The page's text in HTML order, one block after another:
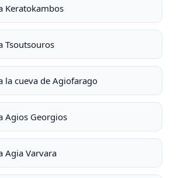
Keratokambos
Tsoutsouros
la cueva de Agiofarago
Agios Georgios
Agia Varvara